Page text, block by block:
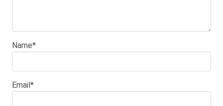
Name*
Email*